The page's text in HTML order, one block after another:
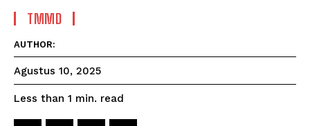
TMMD
AUTHOR:
Agustus 10, 2025
Less than 1 min. read